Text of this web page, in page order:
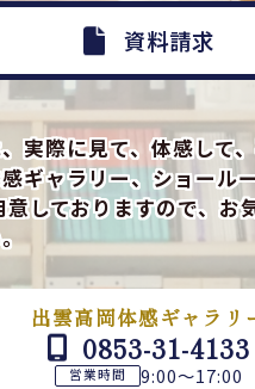
資料請求
実際に見て、体感して
ギャラリー、ショール
しておりますので、お
出雲高岡体感ギャラリ
0853-31-4133
営業時間 9:00～17:00